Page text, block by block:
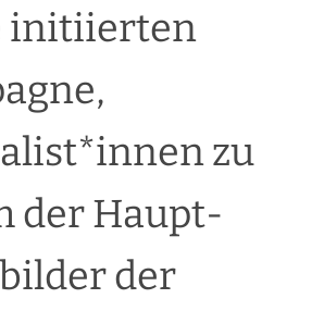
initiierten
zu
der Haupt-
der